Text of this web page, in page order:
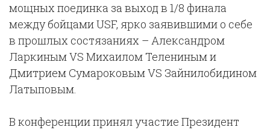
мощных поединка за выход в 1/8 финала
между бойцами USF, ярко заявившими о себе
в прошлых состязаниях – Александром
Ларкиным VS Михаилом Телениным и
Дмитрием Сумароковым VS Зайнилобидином
Латыповым.
В конференции принял участие Президент